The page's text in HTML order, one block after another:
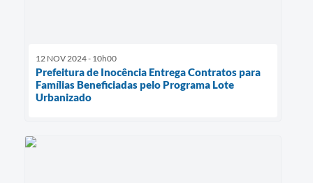
12 NOV 2024 - 10h00
Prefeitura de Inocência Entrega Contratos para
Famílias Beneficiadas pelo Programa Lote
Urbanizado